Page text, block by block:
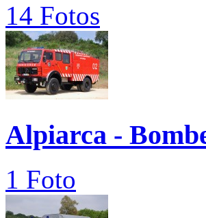
14 Fotos
Alpiarca -
1 Foto